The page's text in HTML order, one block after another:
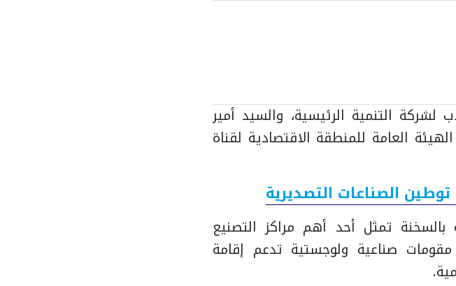
التنمية الرئيسية، والسيد أمير
العامة للمنطقة الاقتصادية لقناة
الصناعات التصديرية
تمثل أحد أهم مراكز التصنيع
مقومات صناعية ولوجستية تدعم إقامة